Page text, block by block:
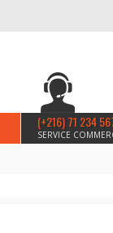
(+216) 71 234
SERVICE